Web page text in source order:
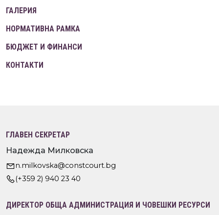
ГАЛЕРИЯ
НОРМАТИВНА РАМКА
БЮДЖЕТ И ФИНАНСИ
КОНТАКТИ
ГЛАВЕН СЕКРЕТАР
Надежда Милковска
n.milkovska@constcourt.bg
(+359 2) 940 23 40
ДИРЕКТОР ОБЩА АДМИНИСТРАЦИЯ И ЧОВЕШКИ РЕСУРСИ